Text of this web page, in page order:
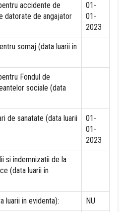
accidente de
datorate de angajator
01-
01-
2023
somaj (data luarii in
Fondul de
sociale (data
de sanatate (data luarii
01-
01-
2023
si indemnizatii de la
(data luarii in
luarii in evidenta): NU